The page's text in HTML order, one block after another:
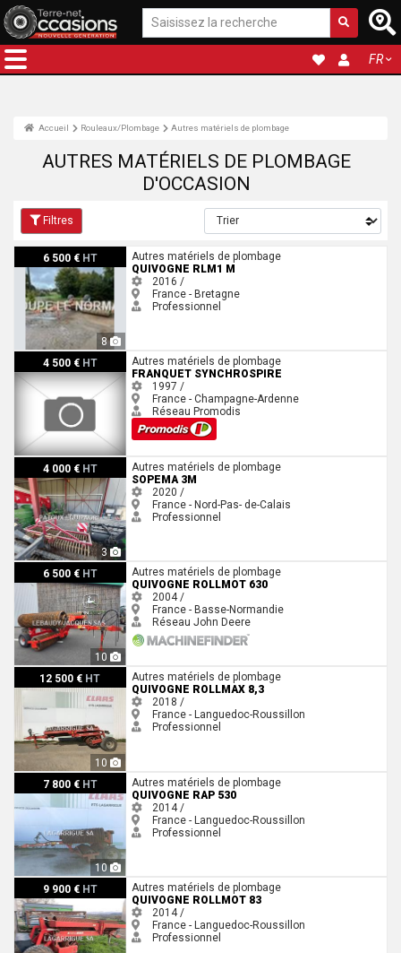
FR
Accueil Rouleaux/Plombage Autres matériels de plombage
AUTRES MATÉRIELS DE PLOMBAGE
D'OCCASION
Filtres
6 500 € HT
8
Quivogne Rlm1 m
Autres matériels de plombage
QUIVOGNE RLM1 M
2016 /
France - Bretagne
Professionnel
4 500 € HT
Franquet Synchrospire
Autres matériels de plombage
FRANQUET SYNCHROSPIRE
1997 /
France - Champagne-Ardenne
Réseau Promodis
4 000 € HT
3
Sopema 3M
Autres matériels de plombage
SOPEMA 3M
2020 /
France - Nord-Pas- de-Calais
Professionnel
6 500 € HT
10
Quivogne Rollmot 630
Autres matériels de plombage
QUIVOGNE ROLLMOT 630
2004 /
France - Basse-Normandie
Réseau John Deere
12 500 € HT
10
Quivogne Rollmax 8,3
Autres matériels de plombage
QUIVOGNE ROLLMAX 8,3
2018 /
France - Languedoc-Roussillon
Professionnel
7 800 € HT
10
Quivogne RAP 530
Autres matériels de plombage
QUIVOGNE RAP 530
2014 /
France - Languedoc-Roussillon
Professionnel
9 900 € HT
Quivogne Rollmot 83
Autres matériels de plombage
QUIVOGNE ROLLMOT 83
2014 /
France - Languedoc-Roussillon
Professionnel